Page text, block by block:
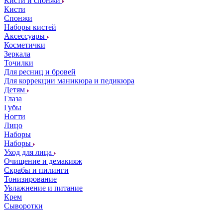
Кисти
Спонжи
Наборы кистей
Аксессуары
Косметички
Зеркала
Точилки
Для ресниц и бровей
Для коррекции маникюра и педикюра
Детям
Глаза
Губы
Ногти
Лицо
Наборы
Наборы
Уход для лица
Очищение и демакияж
Скрабы и пилинги
Тонизирование
Увлажнение и питание
Крем
Сыворотки